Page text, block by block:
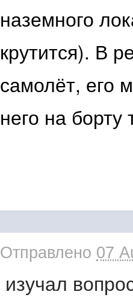
наземного
крутится). В
самолёт, его
него на
Отправлено 07
изучал